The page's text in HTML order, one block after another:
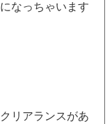
なっちゃいます
リアランスがあ